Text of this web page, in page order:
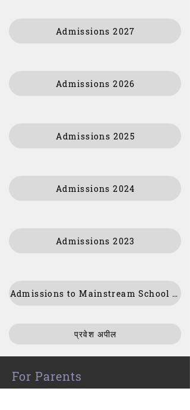
Admissions 2027
Admissions 2026
Admissions 2025
Admissions 2024
Admissions 2023
Admissions to Mainstream School 2019
प्रवेश अपील
For Parents